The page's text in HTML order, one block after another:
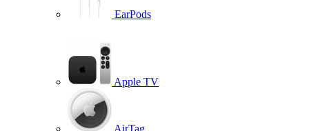
EarPods
Apple TV